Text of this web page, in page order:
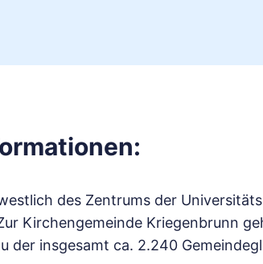
des Zentrums der
Kirchengemeinde Kriegenbrunn
der insgesamt ca. 2.240